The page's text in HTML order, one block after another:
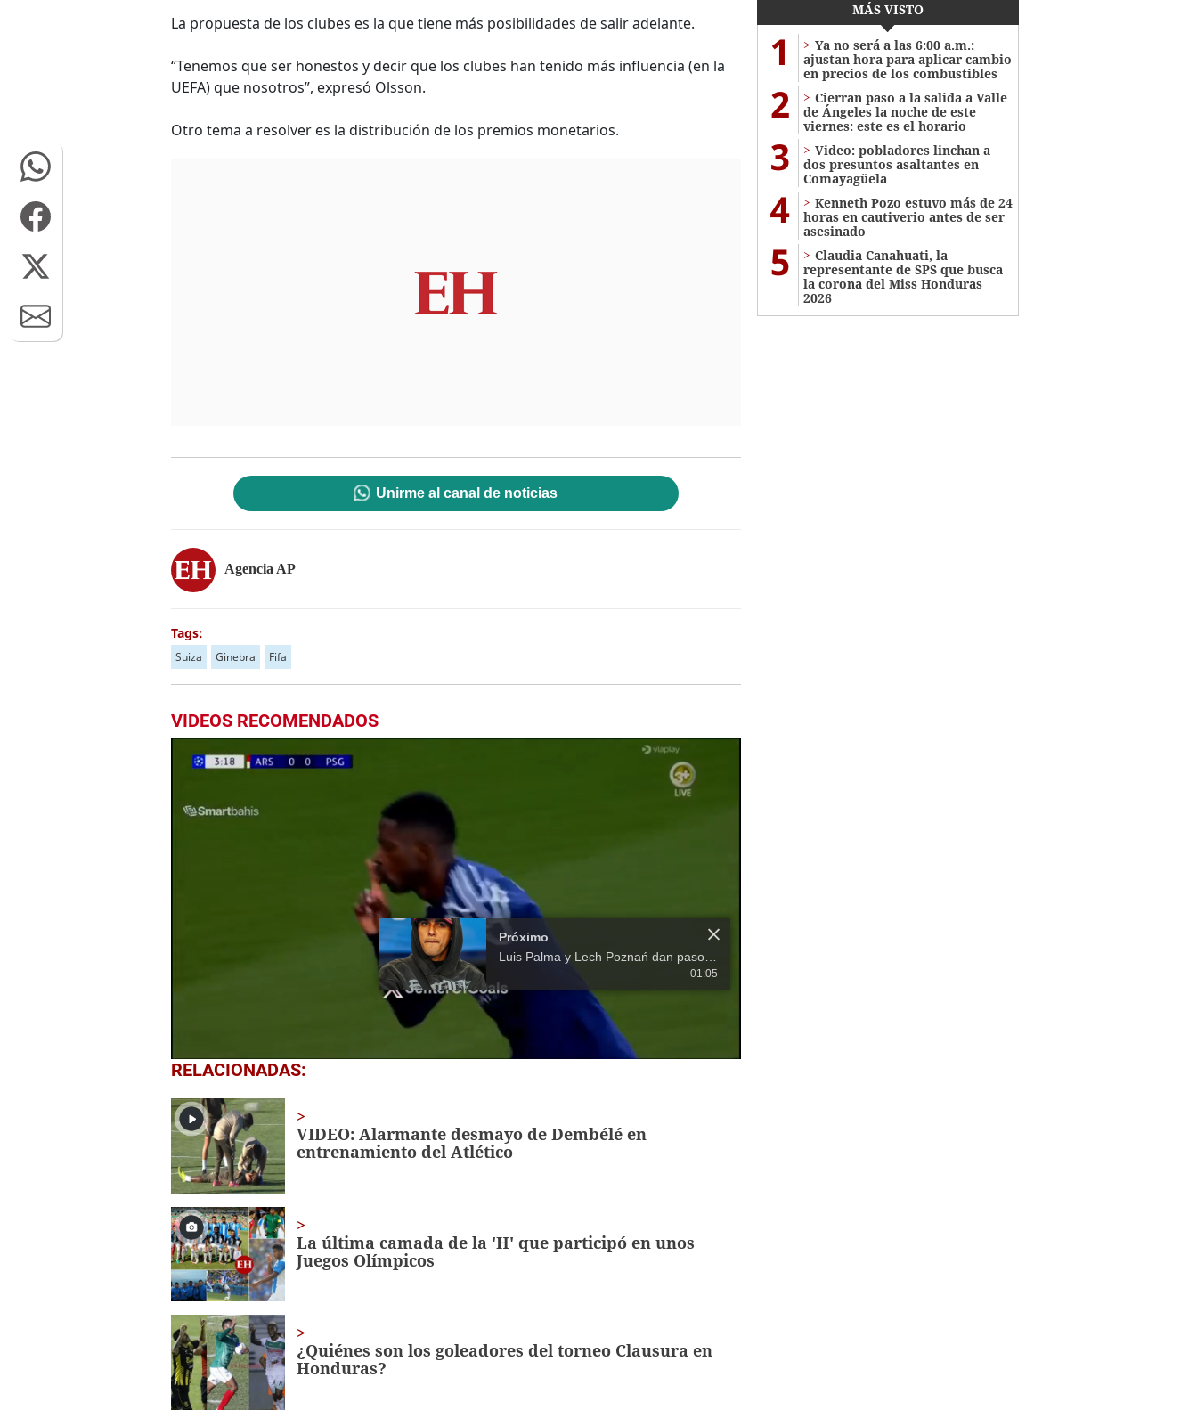
La propuesta de los clubes es la que tiene más posibilidades de salir adelante.
“Tenemos que ser honestos y decir que los clubes han tenido más influencia (en la
UEFA) que nosotros”, expresó Olsson.
Otro tema a resolver es la distribución de los premios monetarios.
Unirme al canal de noticias
Agencia AP
Tags:
Suiza Ginebra Fifa
VIDEOS RECOMENDADOS
0
seconds
15
secondsVolume
0%
Próximo
Luis Palma y Lech Poznań dan pasos firmes en la Champions League
01:05
RELACIONADAS:
VIDEO: Alarmante desmayo de Dembélé en
entrenamiento del Atlético
La última camada de la 'H' que participó en unos
Juegos Olímpicos
¿Quiénes son los goleadores del torneo Clausura en
Honduras?
MÁS VISTO
1
Ya no será a las 6:00 a.m.:
ajustan hora para aplicar cambio
en precios de los combustibles
2
Cierran paso a la salida a Valle
de Ángeles la noche de este
viernes: este es el horario
3
Video: pobladores linchan a
dos presuntos asaltantes en
Comayagüela
4
Kenneth Pozo estuvo más de 24
horas en cautiverio antes de ser
asesinado
5
Claudia Canahuati, la
representante de SPS que busca
la corona del Miss Honduras
2026